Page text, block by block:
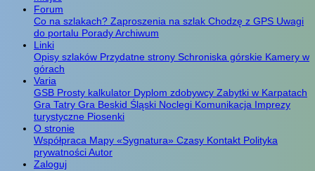
Forum
Co na szlakach? Zaproszenia na szlak Chodzę z GPS Uwagi
do portalu PoradyArchiwum
Linki
Opisy szlaków Przydatne strony Schroniska górskie Kamery w
górach
Varia
GSB Prosty kalkulator Dyplom zdobywcy Zabytki w Karpatach
Gra Tatry Gra Beskid Śląski Noclegi Komunikacja Imprezy
turystyczne Piosenki
O stronie
Współpraca Mapy «Sygnatura» Czasy Kontakt Polityka
prywatnościAutor
Zaloguj